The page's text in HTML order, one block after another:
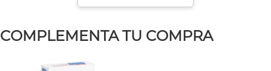
COMPLEMENTA TU COMPRA